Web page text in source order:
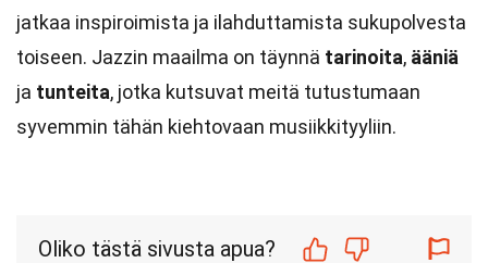
jatkaa inspiroimista ja ilahduttamista sukupolvesta
toiseen. Jazzin maailma on täynnä tarinoita, ääniä
ja tunteita, jotka kutsuvat meitä tutustumaan
syvemmin tähän kiehtovaan musiikkityyliin.
Oliko tästä sivusta apua?